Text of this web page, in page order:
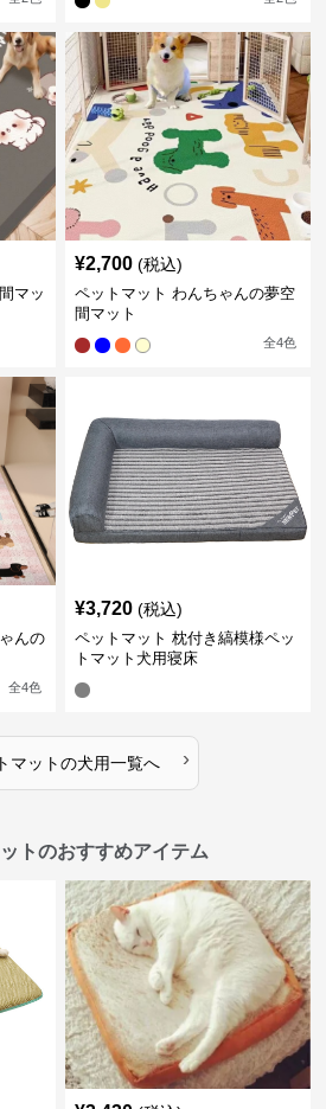
マッ
¥2,700 (税込)
ペットマット わんちゃんの夢空
間マット
全4色
んの
全4色
¥3,720 (税込)
ペットマット 枕付き縞模様ペッ
トマット犬用寝床
マットの犬用一覧へ ›
トのおすすめアイテム